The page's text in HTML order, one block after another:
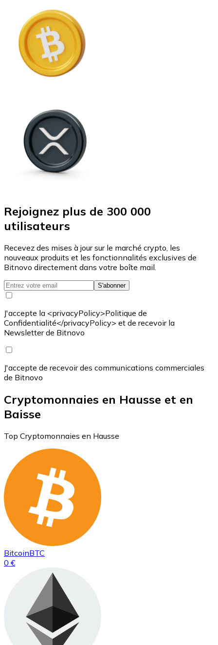
Rejoignez plus de 300 000
utilisateurs
Recevez des mises à jour sur le marché crypto, les
nouveaux produits et les fonctionnalités exclusives de
Bitnovo directement dans votre boîte mail.
S'abonner
J'accepte la <privacyPolicy>Politique de
Confidentialité</privacyPolicy> et de recevoir la
Newsletter de Bitnovo
J'accepte de recevoir des communications commerciales
de Bitnovo
Cryptomonnaies en Hausse et en
Baisse
Top Cryptomonnaies en Hausse
BitcoinBTC
0 €